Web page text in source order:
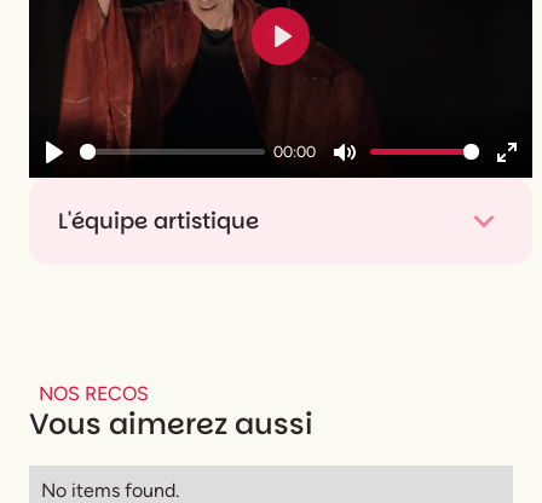
Play
00:00
Mute
Play
L'équipe artistique
NOS RECOS
Vous aimerez aussi
No items found.